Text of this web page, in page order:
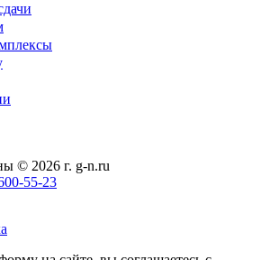
© 2026 г. g-n.ru
55-23